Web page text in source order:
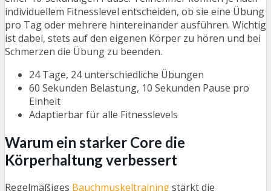
individuellem Fitnesslevel entscheiden, ob sie eine Übung
pro Tag oder mehrere hintereinander ausführen. Wichtig
ist dabei, stets auf den eigenen Körper zu hören und bei
Schmerzen die Übung zu beenden.
24 Tage, 24 unterschiedliche Übungen
60 Sekunden Belastung, 10 Sekunden Pause pro
Einheit
Adaptierbar für alle Fitnesslevels
Warum ein starker Core die
Körperhaltung verbessert
Regelmäßiges Bauchmuskeltrainingstärkt die